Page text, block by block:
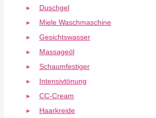
Duschgel
Miele Waschmaschine
Gesichtswasser
Massageöl
Schaumfestiger
Intensivtönung
CC-Cream
Haarkreide